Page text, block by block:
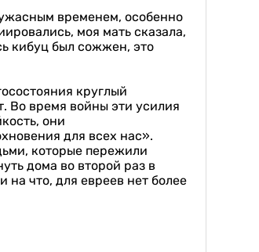
временем, особенно
моя мать сказала,
кибуц был сожжен, это
круглый
Во время войны эти усилия
они
для всех нас».
которые пережили
дома во второй раз в
что, для евреев нет более